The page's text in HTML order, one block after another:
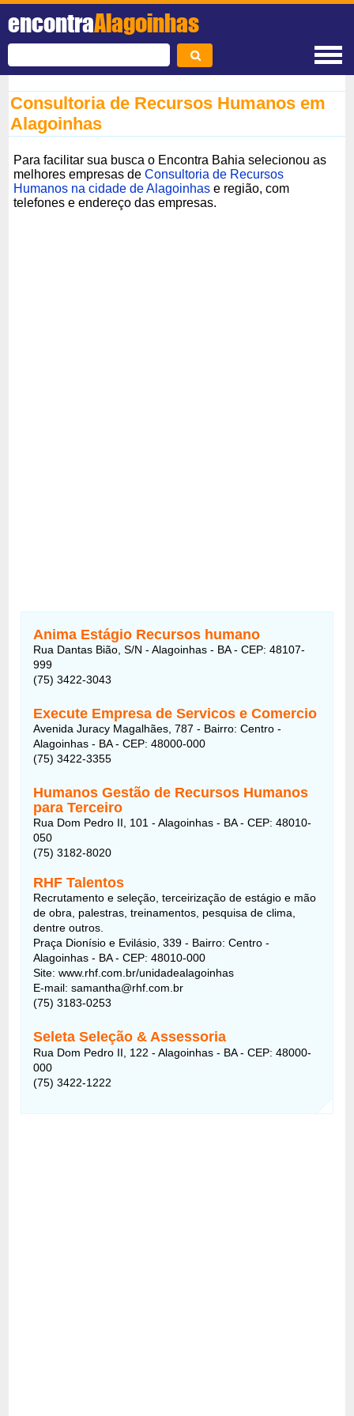
encontraAlagoinhas
Consultoria de Recursos Humanos em
Alagoinhas
Para facilitar sua busca o Encontra Bahia selecionou as
melhores empresas deConsultoria de Recursos
Humanos na cidade de Alagoinhas e região, com
telefones e endereço das empresas.
Anima Estágio Recursos humano
Rua Dantas Bião, S/N - Alagoinhas - BA - CEP: 48107-
999
(75) 3422-3043
Execute Empresa de Servicos e Comercio
Avenida Juracy Magalhães, 787 - Bairro: Centro -
Alagoinhas - BA - CEP: 48000-000
(75) 3422-3355
Humanos Gestão de Recursos Humanos
para Terceiro
Rua Dom Pedro II, 101 - Alagoinhas - BA - CEP: 48010-
050
(75) 3182-8020
RHF Talentos
Recrutamento e seleção, terceirização de estágio e mão
de obra, palestras, treinamentos, pesquisa de clima,
dentre outros.
Praça Dionísio e Evilásio, 339 - Bairro: Centro -
Alagoinhas - BA - CEP: 48010-000
Site: www.rhf.com.br/unidadealagoinhas
E-mail: samantha@rhf.com.br
(75) 3183-0253
Seleta Seleção & Assessoria
Rua Dom Pedro II, 122 - Alagoinhas - BA - CEP: 48000-
000
(75) 3422-1222